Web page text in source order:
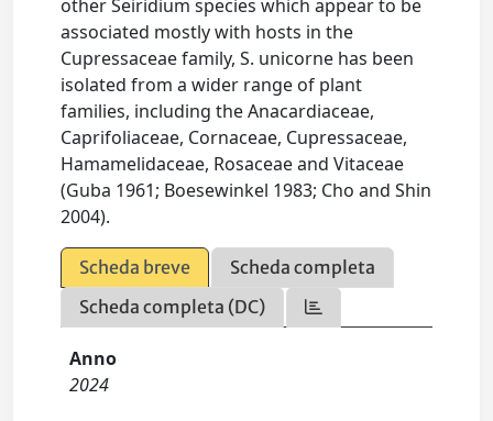
other Seiridium species which appear to be
associated mostly with hosts in the
Cupressaceae family, S. unicorne has been
isolated from a wider range of plant
families, including the Anacardiaceae,
Caprifoliaceae, Cornaceae, Cupressaceae,
Hamamelidaceae, Rosaceae and Vitaceae
(Guba 1961; Boesewinkel 1983; Cho and Shin
2004).
Scheda breve
Scheda completa
Scheda completa (DC)
Anno
2024